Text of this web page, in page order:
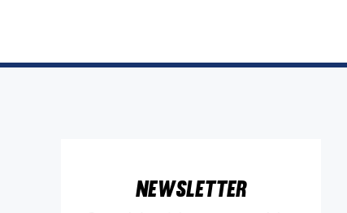
Newsletter